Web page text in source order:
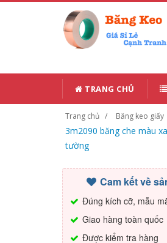
TRANG CHỦ
Trang chủ Băng keo giấy
3m2090 băng che màu
tường
Cam kết về
Đúng kích cỡ, mẫu
Giao hàng toàn quốc
Được kiểm tra hàng